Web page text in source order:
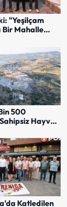
"Yeşilçam
Bir Mahalle
500
Hayvan
Katledilen